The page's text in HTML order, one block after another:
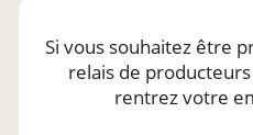
Si vous souhaitez être
relais de producteurs
rentrez votre